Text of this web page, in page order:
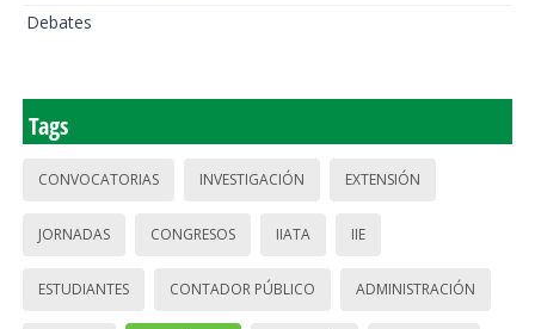
Debates
Tags
CONVOCATORIAS INVESTIGACIÓN EXTENSIÓN
JORNADAS CONGRESOS IIATA IIE
ESTUDIANTES CONTADOR PÚBLICO ADMINISTRACIÓN